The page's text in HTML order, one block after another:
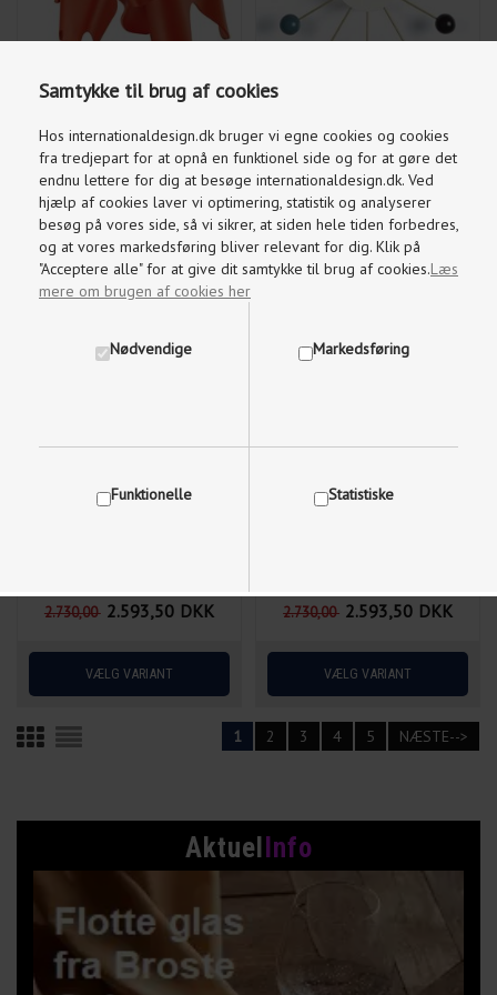
Samtykke til brug af cookies
Hos internationaldesign.dk bruger vi egne cookies og cookies
fra tredjepart for at opnå en funktionel side og for at gøre det
endnu lettere for dig at besøge internationaldesign.dk. Ved
hjælp af cookies laver vi optimering, statistik og analyserer
besøg på vores side, så vi sikrer, at siden hele tiden forbedres,
og at vores markedsføring bliver relevant for dig. Klik på
"Acceptere alle" for at give dit samtykke til brug af cookies.Læs
mere om brugen af cookies her
Nødvendige Markedsføring
Funktionelle Statistiske
Vis cookie detaljer
Aktuel Info
2.390,00 2.270,50 DKK 2.750,00 2.612,50 DKK
VITRA EAMES DSR STOLE,
HVID
2.730,00 2.593,50 DKK
VITRA EAMES DSR STOLE,
2.730,00 2.593,50 DKK
1 2 3 4 5 NÆSTE-->